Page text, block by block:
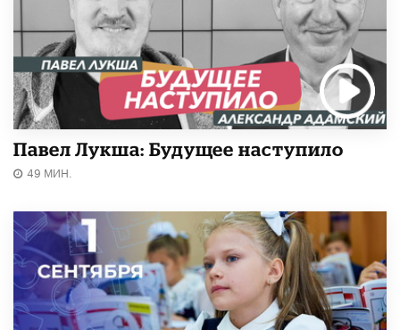
Павел Лукша: Будущее наступило
49 МИН.